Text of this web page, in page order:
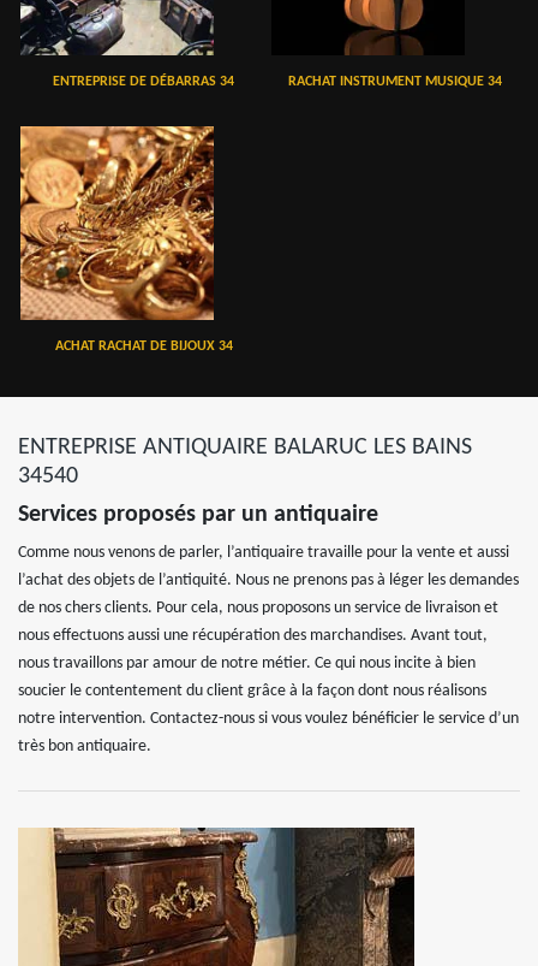
ENTREPRISE DE DÉBARRAS 34 RACHAT INSTRUMENT MUSIQUE 34
ACHAT RACHAT DE BIJOUX 34
ENTREPRISE ANTIQUAIRE BALARUC LES BAINS
34540
Services proposés par un antiquaire
Comme nous venons de parler, l’antiquaire travaille pour la vente et aussi
l’achat des objets de l’antiquité. Nous ne prenons pas à léger les demandes
de nos chers clients. Pour cela, nous proposons un service de livraison et
nous effectuons aussi une récupération des marchandises. Avant tout,
nous travaillons par amour de notre métier. Ce qui nous incite à bien
soucier le contentement du client grâce à la façon dont nous réalisons
notre intervention. Contactez-nous si vous voulez bénéficier le service d’un
très bon antiquaire.